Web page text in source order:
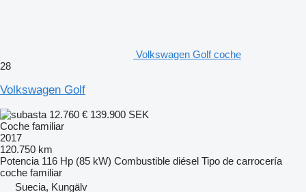
Volkswagen Golf coche
28
Volkswagen Golf
12.760 € 139.900 SEK
Coche familiar
2017
120.750 km
Potencia 116 Hp (85 kW) Combustible diésel Tipo de carrocería
coche familiar
Suecia, Kungälv